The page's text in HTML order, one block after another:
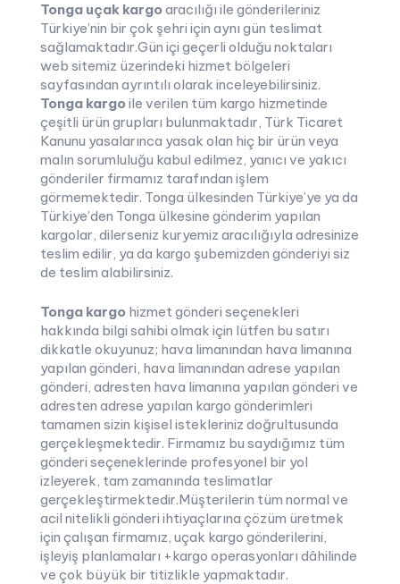
Tonga uçak kargoaracılığı ile gönderileriniz
Türkiye’nin bir çok şehri için aynı gün teslimat
sağlamaktadır.Gün içi geçerli olduğu noktaları
web sitemiz üzerindeki hizmet bölgeleri
sayfasından ayrıntılı olarak inceleyebilirsiniz.
Tonga kargoile verilen tüm kargo hizmetinde
çeşitli ürün grupları bulunmaktadır, Türk Ticaret
Kanunu yasalarınca yasak olan hiç bir ürün veya
malın sorumluluğu kabul edilmez, yanıcı ve yakıcı
gönderiler firmamız tarafından işlem
görmemektedir. Tonga ülkesinden Türkiye’ye ya da
Türkiye’den Tonga ülkesine gönderim yapılan
kargolar, dilerseniz kuryemiz aracılığıyla adresinize
teslim edilir, ya da kargo şubemizden gönderiyi siz
de teslim alabilirsiniz.
Tonga kargo hizmet gönderi seçenekleri
hakkında bilgi sahibi olmak için lütfen bu satırı
dikkatle okuyunuz; hava limanından hava limanına
yapılan gönderi, hava limanından adrese yapılan
gönderi, adresten hava limanına yapılan gönderi ve
adresten adrese yapılan kargo gönderimleri
tamamen sizin kişisel istekleriniz doğrultusunda
gerçekleşmektedir. Firmamız bu saydığımız tüm
gönderi seçeneklerinde profesyonel bir yol
izleyerek, tam zamanında teslimatlar
gerçekleştirmektedir.Müşterilerin tüm normal ve
acil nitelikli gönderi ihtiyaçlarına çözüm üretmek
için çalışan firmamız, uçak kargo gönderilerini,
işleyiş planlamaları +kargo operasyonları dâhilinde
ve çok büyük bir titizlikle yapmaktadır.